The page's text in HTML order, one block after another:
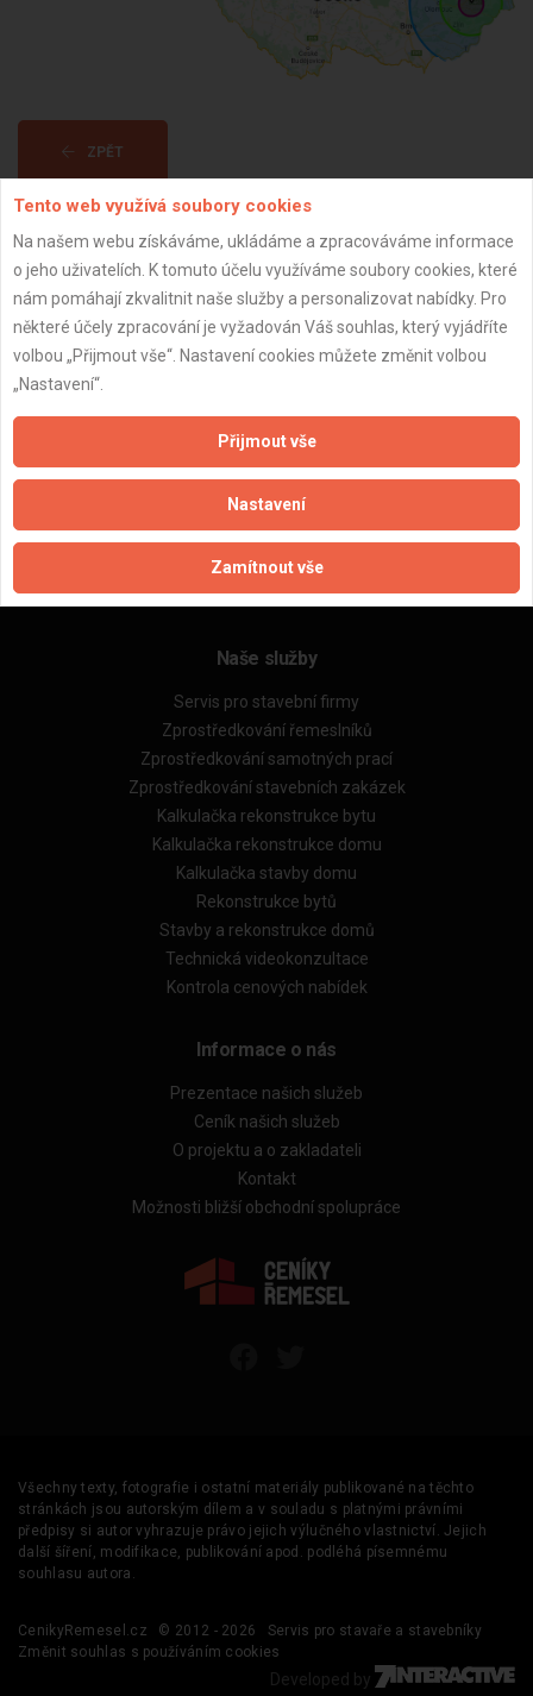
ZPĚT
Aktualizováno z portálu ARES dne 29.12.2023 05:00:17
Zpracování a ochrana osobních údajů
Zásady pro používání souborů cookie
Obchodní podmínky (zprostředkování)
Obchodní podmínky (rozpočtování)
Reference
Naše excelové tabulky online
Naše služby
Servis pro stavební firmy
Zprostředkování řemeslníků
Zprostředkování samotných prací
Zprostředkování stavebních zakázek
Kalkulačka rekonstrukce bytu
Kalkulačka rekonstrukce domu
Kalkulačka stavby domu
Rekonstrukce bytů
Stavby a rekonstrukce domů
Technická videokonzultace
Kontrola cenových nabídek
Informace o nás
Prezentace našich služeb
Ceník našich služeb
O projektu a o zakladateli
Kontakt
Možnosti bližší obchodní spolupráce
Všechny texty, fotografie i ostatní materiály publikované na těchto
stránkách jsou autorským dílem a v souladu s platnými právními
předpisy si autor vyhrazuje právo jejich výlučného vlastnictví. Jejich
další šíření, modifikace, publikování apod. podléhá písemnému
souhlasu autora.
CenikyRemesel.cz © 2012 - 2026
Servis pro stavaře a stavebníky
Změnit souhlas s používáním cookies
Developed by
Tento web využívá soubory cookies
Na našem webu získáváme, ukládáme a zpracováváme informace
o jeho uživatelích. K tomuto účelu využíváme soubory cookies, které
nám pomáhají zkvalitnit naše služby a personalizovat nabídky. Pro
některé účely zpracování je vyžadován Váš souhlas, který vyjádříte
volbou „Přijmout vše“. Nastavení cookies můžete změnit volbou
„Nastavení“.
Přijmout vše
Nastavení
Zamítnout vše